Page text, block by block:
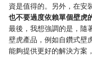
資是值得的。另外，在安
也不要過度依賴單個壁虎
最後，我想強調的是，隨
壁虎產品，例如自鑽式壁
能夠提供更好的解決方案